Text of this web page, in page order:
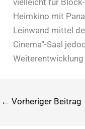
vielleicht für
Heimkino mit
Leinwand mittel
Cinema“-Saal
← Vorheriger Beitrag